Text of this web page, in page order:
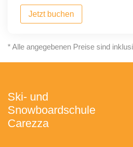
Jetzt buchen
* Alle angegebenen Preise sind
Ski- und
Snowboardschule
Carezza